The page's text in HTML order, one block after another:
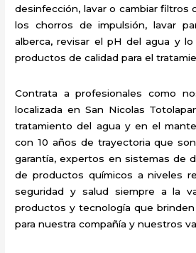
desinfección, lavar o cambiar filtros
los chorros de impulsión, lavar
alberca, revisar el pH del agua y
productos de calidad para el
Contrata a profesionales como
localizada en San Nicolas
tratamiento del agua y en el
con 10 años de trayectoria que
garantía, expertos en sistemas de
de productos químicos a niveles
seguridad y salud siempre a la
productos y tecnología que
para nuestra compañía y nuestros